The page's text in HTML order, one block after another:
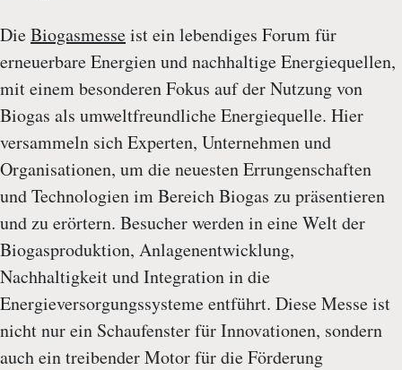
DieBiogasmesseist ein lebendiges Forum für
erneuerbare Energien und nachhaltige Energiequellen,
mit einem besonderen Fokus auf der Nutzung von
Biogas als umweltfreundliche Energiequelle. Hier
versammeln sich Experten, Unternehmen und
Organisationen, um die neuesten Errungenschaften
und Technologien im Bereich Biogas zu präsentieren
und zu erörtern. Besucher werden in eine Welt der
Biogasproduktion, Anlagenentwicklung,
Nachhaltigkeit und Integration in die
Energieversorgungssysteme entführt. Diese Messe ist
nicht nur ein Schaufenster für Innovationen, sondern
auch ein treibender Motor für die Förderung